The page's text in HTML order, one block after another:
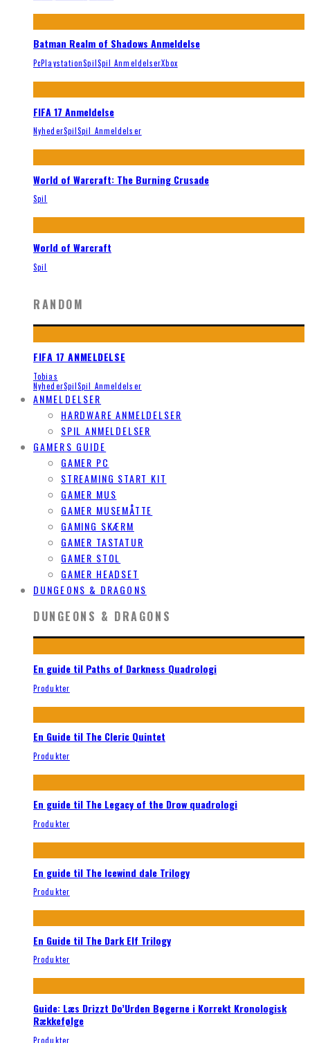
Batman Realm of Shadows Anmeldelse
PcPlaystationSpilSpil AnmeldelserXbox
FIFA 17 Anmeldelse
NyhederSpilSpil Anmeldelser
World of Warcraft: The Burning Crusade
Spil
World of Warcraft
Spil
RANDOM
FIFA 17 ANMELDELSE
Tobias
NyhederSpilSpil Anmeldelser
ANMELDELSER
HARDWARE ANMELDELSER
SPIL ANMELDELSER
GAMERS GUIDE
GAMER PC
STREAMING START KIT
GAMER MUS
GAMER MUSEMÅTTE
GAMING SKÆRM
GAMER TASTATUR
GAMER STOL
GAMER HEADSET
DUNGEONS & DRAGONS
DUNGEONS & DRAGONS
En guide til Paths of Darkness Quadrologi
Produkter
En Guide til The Cleric Quintet
Produkter
En guide til The Legacy of the Drow quadrologi
Produkter
En guide til The Icewind dale Trilogy
Produkter
En Guide til The Dark Elf Trilogy
Produkter
Guide: Læs Drizzt Do’Urden Bøgerne i Korrekt Kronologisk
Rækkefølge
Produkter